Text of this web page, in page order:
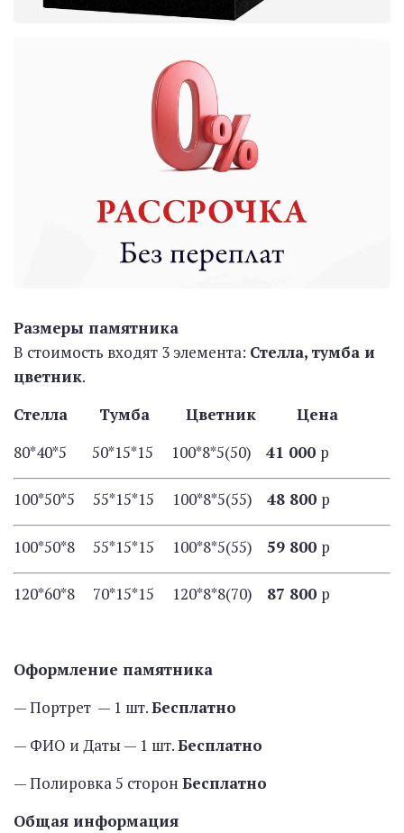
Размеры памятника
В стоимость входят 3 элемента: Стелла, тумба и
цветник.
Стелла Тумба Цветник Цена
80*40*5 50*15*15 100*8*5(50) 41 000 р
100*50*5 55*15*15 100*8*5(55) 48 800 р
100*50*8 55*15*15 100*8*5(55) 59 800 р
120*60*8 70*15*15 120*8*8(70) 87 800 р
Оформление памятника
— Портрет — 1 шт.Бесплатно
— ФИО и Даты — 1 шт.Бесплатно
— Полировка 5 сторон Бесплатно
Общая информация